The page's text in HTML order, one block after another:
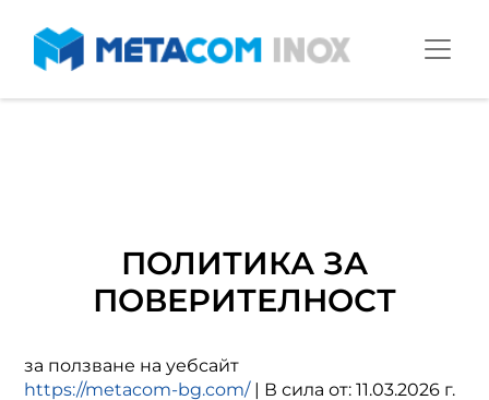
ПОЛИТИКА ЗА
ПОВЕРИТЕЛНОСТ
за ползване на уебсайт
https://metacom-bg.com/| В сила от: 11.03.2026 г.